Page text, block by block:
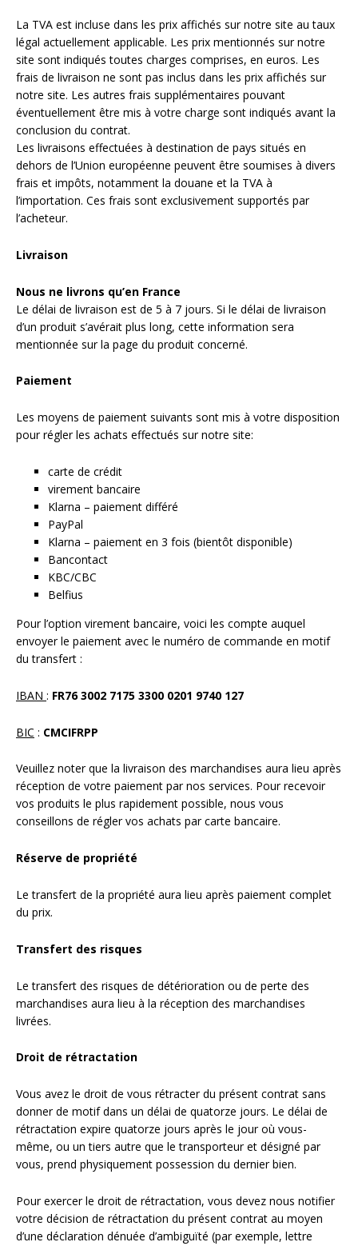
La TVA est incluse dans les prix affichés sur notre site au taux
légal actuellement applicable. Les prix mentionnés sur notre
site sont indiqués toutes charges comprises, en euros. Les
frais de livraison ne sont pas inclus dans les prix affichés sur
notre site. Les autres frais supplémentaires pouvant
éventuellement être mis à votre charge sont indiqués avant la
conclusion du contrat.
Les livraisons effectuées à destination de pays situés en
dehors de l’Union européenne peuvent être soumises à divers
frais et impôts, notamment la douane et la TVA à
l’importation. Ces frais sont exclusivement supportés par
l’acheteur.
Livraison
Nous ne livrons qu’en France
Le délai de livraison est de 5 à 7 jours. Si le délai de livraison
d’un produit s’avérait plus long, cette information sera
mentionnée sur la page du produit concerné.
Paiement
Les moyens de paiement suivants sont mis à votre disposition
pour régler les achats effectués sur notre site:
carte de crédit
virement bancaire
Klarna – paiement différé
PayPal
Klarna – paiement en 3 fois (bientôt disponible)
Bancontact
KBC/CBC
Belfius
Pour l’option virement bancaire, voici les compte auquel
envoyer le paiement avec le numéro de commande en motif
du transfert :
IBAN : FR76 3002 7175 3300 0201 9740 127
BIC : CMCIFRPP
Veuillez noter que la livraison des marchandises aura lieu après
réception de votre paiement par nos services. Pour recevoir
vos produits le plus rapidement possible, nous vous
conseillons de régler vos achats par carte bancaire.
Réserve de propriété
Le transfert de la propriété aura lieu après paiement complet
du prix.
Transfert des risques
Le transfert des risques de détérioration ou de perte des
marchandises aura lieu à la réception des marchandises
livrées.
Droit de rétractation
Vous avez le droit de vous rétracter du présent contrat sans
donner de motif dans un délai de quatorze jours. Le délai de
rétractation expire quatorze jours après le jour où vous-
même, ou un tiers autre que le transporteur et désigné par
vous, prend physiquement possession du dernier bien.
Pour exercer le droit de rétractation, vous devez nous notifier
votre décision de rétractation du présent contrat au moyen
d’une déclaration dénuée d’ambiguïté (par exemple, lettre